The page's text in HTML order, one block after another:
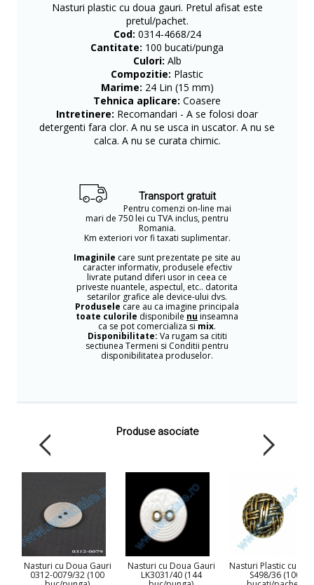
Nasturi plastic cu doua gauri. Pretul afisat este
pretul/pachet.
Cod: 0314-4668/24
Cantitate: 100 bucati/punga
Culori: Alb
Compozitie: Plastic
Marime: 24 Lin (15 mm)
Tehnica aplicare: Coasere
Intretinere: Recomandari - A se folosi doar
detergenti fara clor. A nu se usca in uscator. A nu se
calca. A nu se curata chimic.
Transport gratuit
Pentru comenzi on-line mai
mari de 750 lei cu TVA inclus, pentru
Romania.
Km exteriori vor fi taxati suplimentar.
Imaginile care sunt prezentate pe site au
caracter informativ, produsele efectiv
livrate putand diferi usor in ceea ce
priveste nuantele, aspectul, etc.. datorita
setarilor grafice ale device-ului dvs.
Produsele care au ca imagine principala
toate culorile disponibile nu inseamna
ca se pot comercializa si mix.
Disponibilitate: Va rugam sa cititi
sectiunea Termeni si Conditii pentru
disponibilitatea produselor.
Produse asociate
Nasturi cu Doua Gauri
0312-0079/32 (100
Nasturi cu Doua Gauri
LK3031/40 (144
Nasturi Plastic cu
S498/36 (100